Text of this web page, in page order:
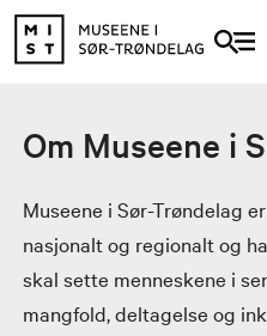
Om Museene i
Museene i Sør-Trøndelag
nasjonalt og regionalt og
skal sette menneskene i
mangfold, deltagelse og